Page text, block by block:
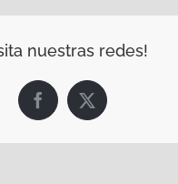
nuestras redes!
Facebook
X